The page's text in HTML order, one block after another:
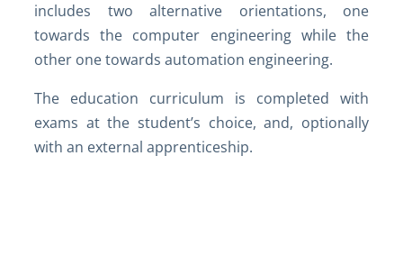
includes two alternative orientations, one
towards the computer engineering while the
other one towards automation engineering.
The education curriculum is completed with
exams at the student’s choice, and, optionally
with an external apprenticeship.